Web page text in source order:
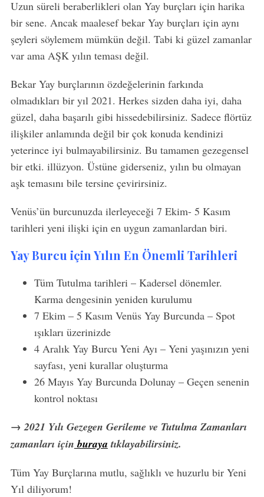
Uzun süreli beraberlikleri olan Yay burçları için harika
bir sene. Ancak maalesef bekar Yay burçları için aynı
şeyleri söylemem mümkün değil. Tabi ki güzel zamanlar
var ama AŞK yılın teması değil.
Bekar Yay burçlarının özdeğelerinin farkında
olmadıkları bir yıl 2021. Herkes sizden daha iyi, daha
güzel, daha başarılı gibi hissedebilirsiniz. Sadece flörtüz
ilişkiler anlamında değil bir çok konuda kendinizi
yeterince iyi bulmayabilirsiniz. Bu tamamen gezegensel
bir etki. illüzyon. Üstüne giderseniz, yılın bu olmayan
aşk temasını bile tersine çevirirsiniz.
Venüs’ün burcunuzda ilerleyeceği 7 Ekim- 5 Kasım
tarihleri yeni ilişki için en uygun zamanlardan biri.
Yay Burcu için Yılın En Önemli Tarihleri
Tüm Tutulma tarihleri – Kadersel dönemler.
Karma dengesinin yeniden kurulumu
7 Ekim – 5 Kasım Venüs Yay Burcunda – Spot
ışıkları üzerinizde
4 Aralık Yay Burcu Yeni Ayı – Yeni yaşınızın yeni
sayfası, yeni kurallar oluşturma
26 Mayıs Yay Burcunda Dolunay – Geçen senenin
kontrol noktası
→ 2021 Yılı Gezegen Gerileme ve Tutulma Zamanları
zamanları için buraya tıklayabilirsiniz.
Tüm Yay Burçlarına mutlu, sağlıklı ve huzurlu bir Yeni
Yıl diliyorum!
e
r
c